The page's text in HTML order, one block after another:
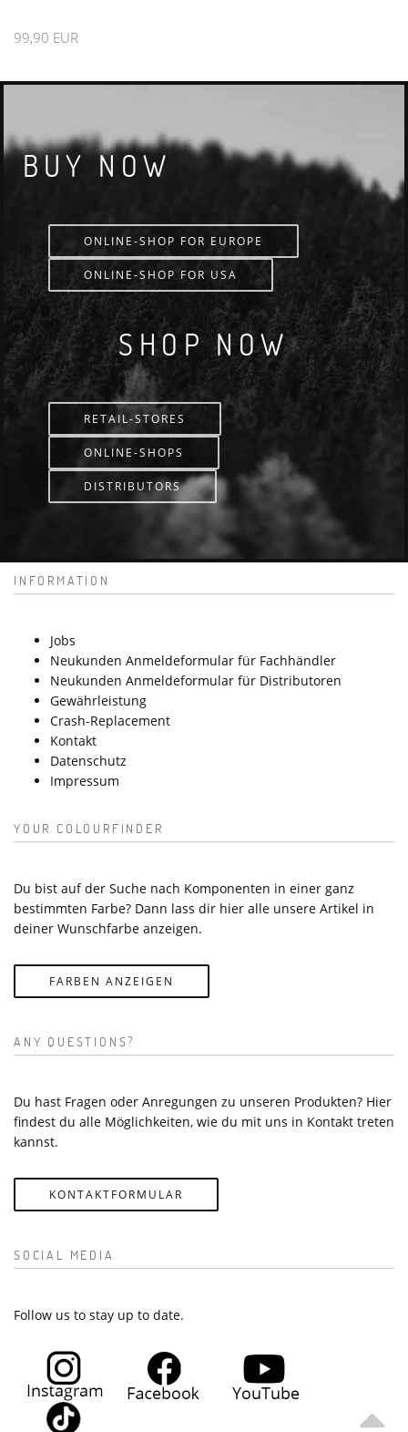
99,90 EUR
BUY NOW
ONLINE-SHOP FOR EUROPE
ONLINE-SHOP FOR USA
SHOP NOW
RETAIL-STORES
ONLINE-SHOPS
DISTRIBUTORS
INFORMATION
Jobs
Neukunden Anmeldeformular für Fachhändler
Neukunden Anmeldeformular für Distributoren
Gewährleistung
Crash-Replacement
Kontakt
Datenschutz
Impressum
YOUR COLOURFINDER
Du bist auf der Suche nach Komponenten in einer ganz
bestimmten Farbe? Dann lass dir hier alle unsere Artikel in
deiner Wunschfarbe anzeigen.
FARBEN ANZEIGEN
ANY QUESTIONS?
Du hast Fragen oder Anregungen zu unseren Produkten? Hier
findest du alle Möglichkeiten, wie du mit uns in Kontakt treten
kannst.
KONTAKTFORMULAR
SOCIAL MEDIA
Follow us to stay up to date.